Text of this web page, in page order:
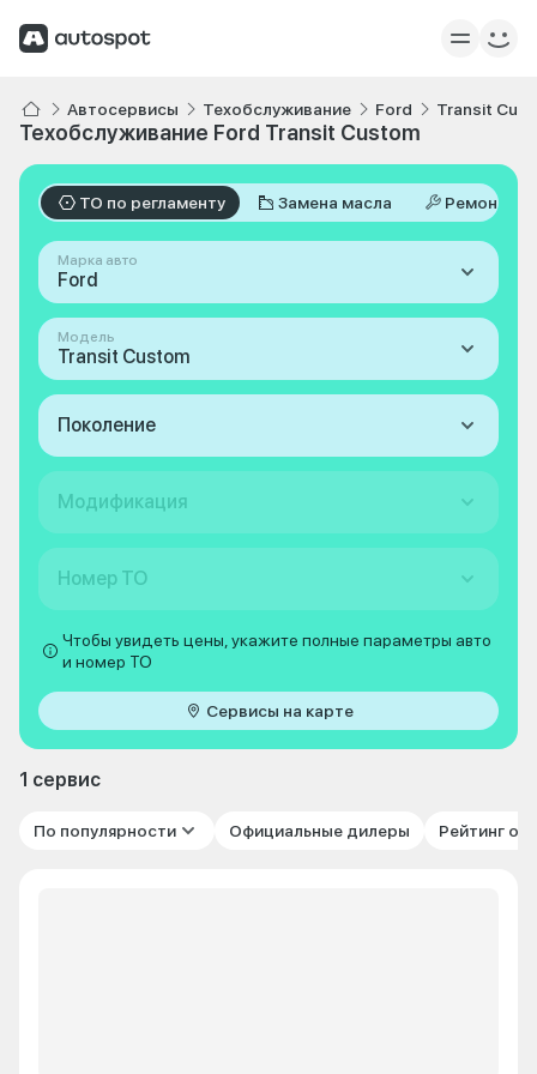
Автосервисы Техобслуживание Ford Transit
Техобслуживание Ford Transit Custom
ТО по регламенту Замена масла Ремонт
Марка авто
Ford
Модель
Transit Custom
Поколение
Модификация
Номер ТО
Чтобы увидеть цены, укажите полные параметры авто
и номер ТО
Сервисы на карте
1 сервис
По популярности Официальные дилеры Рейтинг